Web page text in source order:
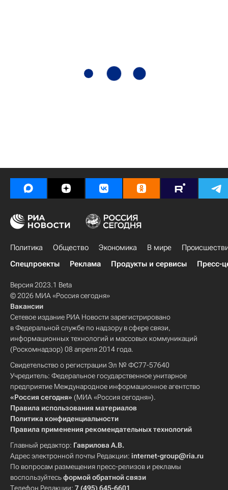
Политика Общество Экономика В мире
Спецпроекты
Реклама Продукты и сервисы Пресс-
Версия 2023.1 Beta
© 2026 МИА «Россия сегодня»
Вакансии
Сетевое издание РИА Новости зарегистрировано
в Федеральной службе по надзору в сфере связи,
информационных технологий и массовых коммуникаций
(Роскомнадзор) 08 апреля 2014 года.
Свидетельство о регистрации Эл № ФС77-57640
Учредитель: Федеральное государственное унитарное
предприятие Международное информационное агентство
«Россия сегодня» (МИА «Россия сегодня»).
Правила использования материалов
Политика конфиденциальности
Правила применения рекомендательных технологий
Главный редактор: Гаврилова А.В.
Адрес электронной почты Редакции: internet-group@ria.ru
По вопросам размещения пресс-релизов и рекламы
воспользуйтесьформой обратной связи
Телефон Редакции: 7 (495) 645-6601